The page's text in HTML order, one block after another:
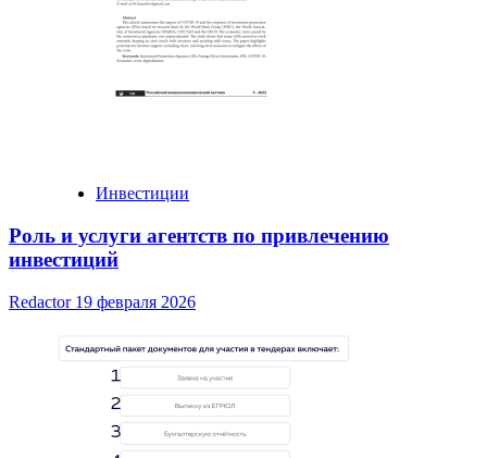
Инвестиции
Роль и услуги агентств по привлечению
инвестиций
Redactor 19 февраля 2026